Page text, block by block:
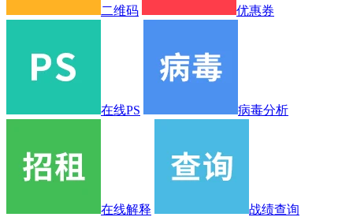
二维码 优惠券
在线PS 病毒分析
在线解释 战绩查询